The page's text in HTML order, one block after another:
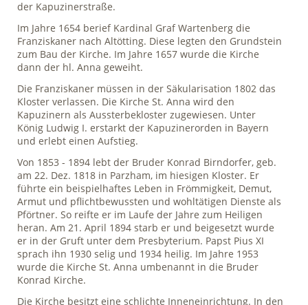
der Kapuzinerstraße.
Im Jahre 1654 berief Kardinal Graf Wartenberg die
Franziskaner nach Altötting. Diese legten den Grundstein
zum Bau der Kirche. Im Jahre 1657 wurde die Kirche
dann der hl. Anna geweiht.
Die Franziskaner müssen in der Säkularisation 1802 das
Kloster verlassen. Die Kirche St. Anna wird den
Kapuzinern als Aussterbekloster zugewiesen. Unter
König Ludwig I. erstarkt der Kapuzinerorden in Bayern
und erlebt einen Aufstieg.
Von 1853 - 1894 lebt der Bruder Konrad Birndorfer, geb.
am 22. Dez. 1818 in Parzham, im hiesigen Kloster. Er
führte ein beispielhaftes Leben in Frömmigkeit, Demut,
Armut und pflichtbewussten und wohltätigen Dienste als
Pförtner. So reifte er im Laufe der Jahre zum Heiligen
heran. Am 21. April 1894 starb er und beigesetzt wurde
er in der Gruft unter dem Presbyterium. Papst Pius XI
sprach ihn 1930 selig und 1934 heilig. Im Jahre 1953
wurde die Kirche St. Anna umbenannt in die Bruder
Konrad Kirche.
Die Kirche besitzt eine schlichte Inneneinrichtung. In den